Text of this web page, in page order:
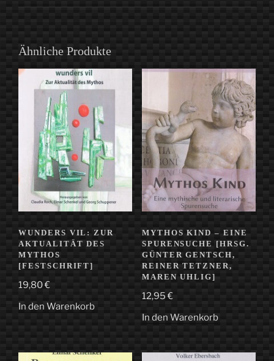
Ähnliche Produkte
WUNDERS VIL: ZUR
AKTUALITÄT DES
MYTHOS
[FESTSCHRIFT]
19,80€
In den Warenkorb
MYTHOS KIND – EINE
SPURENSUCHE [HRSG.
GÜNTER GENTSCH,
REINER TETZNER,
MAREN UHLIG]
12,95€
In den Warenkorb